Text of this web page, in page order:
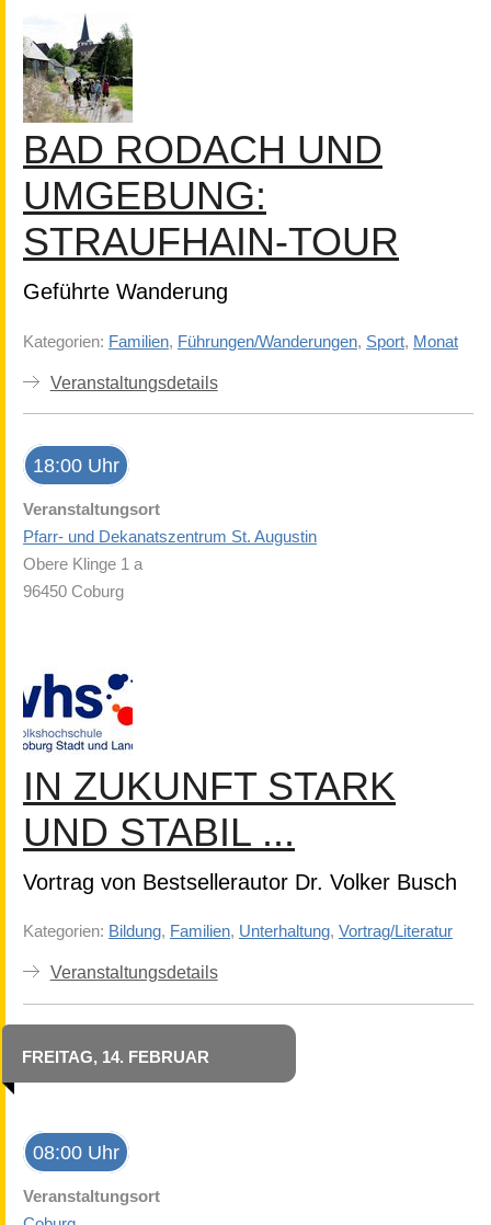
BAD RODACH UND
UMGEBUNG:
STRAUFHAIN-TOUR
Geführte Wanderung
Kategorien: Familien, Führungen/Wanderungen, Sport, Monat
Veranstaltungsdetails
18:00 Uhr
Veranstaltungsort
Pfarr- und Dekanatszentrum St. Augustin
Obere Klinge 1 a
96450 Coburg
IN ZUKUNFT STARK
UND STABIL ...
Vortrag von Bestsellerautor Dr. Volker Busch
Kategorien: Bildung, Familien, Unterhaltung, Vortrag/Literatur
Veranstaltungsdetails
FREITAG, 14. FEBRUAR
08:00 Uhr
Veranstaltungsort